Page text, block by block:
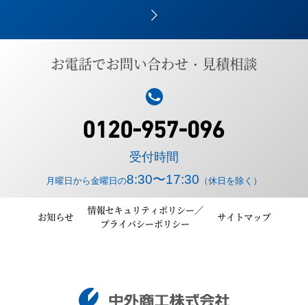
アートトップＰＳ－ＷＯＯＤ
カタログPDFはこちら
カタログPDFはこちら
お電話でお問い合わせ・見積相談
受付時間
月曜日から金曜日の8:30〜17:30 （休日を除く）
お知らせ
情報セキュリティポリシー／
プライバシーポリシー
サイトマップ